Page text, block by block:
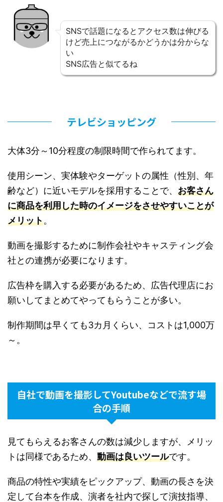
SNSで話題になるとアクセス数は伸びる
けど売上につながるかどうかは分からな
い
SNS広告と似てるね
テレビショッピング
大体3分～10分程度の制限時間で作られてます。
使用シーン、実体験やターゲットの属性（性別、年
齢など）に近いモデルを採用することで、 お客さん
に商品を利用した時のイメージをさせやすいことが
メリット。
動画を撮影するために制作会社やキャスティング会
社との連携が必要になります。
広告枠を購入する必要があるため、広告代理店にお
願いしてまとめてやってもらうことが多い。
制作期間は早くても3カ月くらい、コストは1,000万
～。
自社で動画を撮影してYoutubeなどで流す場
合の手順
見てもらえるお客さんの数は減少しますが、メリッ
トは同様であるため、 動画は良いツールです。
商品の特性や実績をピックアップ、動画の長さを決
定して台本を作成、演者を社内で探して演技指導、